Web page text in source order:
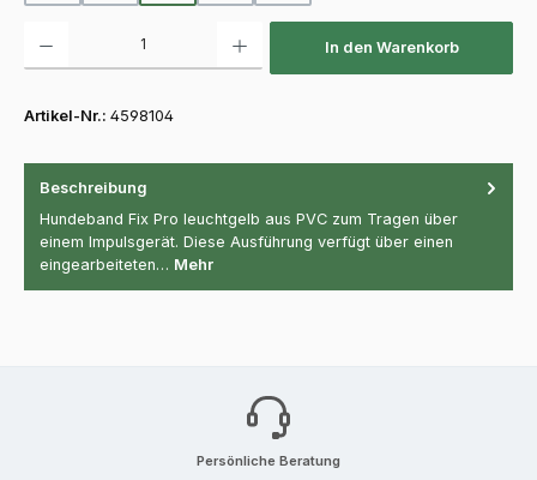
In den Warenkorb
Artikel-Nr.: 4598104
Beschreibung
Hundeband Fix Pro leuchtgelb aus PVC zum Tragen über
einem Impulsgerät. Diese Ausführung verfügt über einen
eingearbeiteten… Mehr
Persönliche Beratung